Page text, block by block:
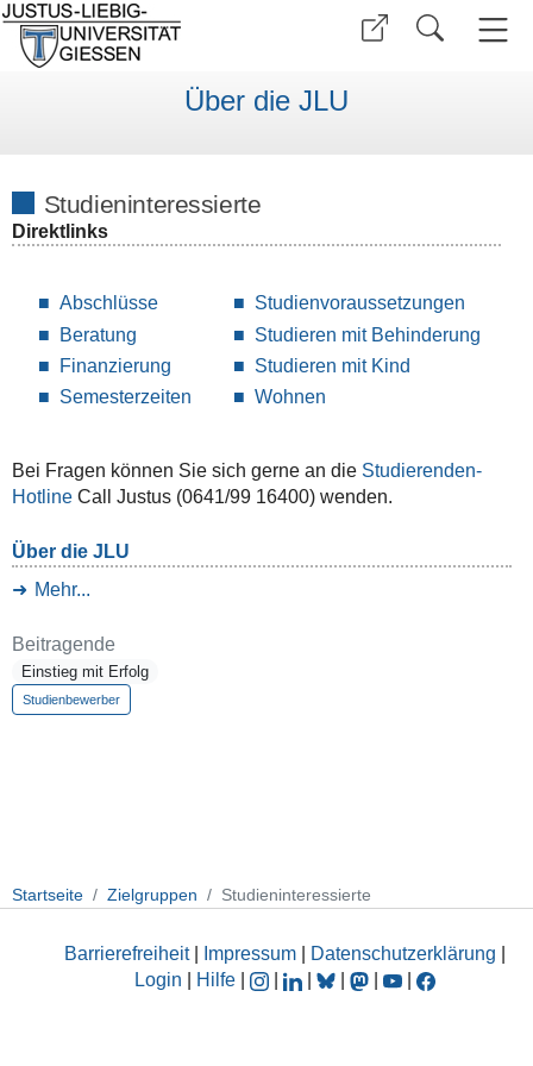
Über die JLU
Studieninteressierte
Direktlinks
Abschlüsse
Beratung
Finanzierung
Semesterzeiten
Studienvoraussetzungen
Studieren mit Behinderung
Studieren mit Kind
Wohnen
Bei Fragen können Sie sich gerne an die Studierenden-
HotlineCall Justus (0641/99 16400) wenden.
Über die JLU
Mehr...
Beitragende
Einstieg mit Erfolg
Studienbewerber
Startseite Zielgruppen Studieninteressierte
Barrierefreiheit| Impressum Datenschutzerklärung
Login
Hilfe